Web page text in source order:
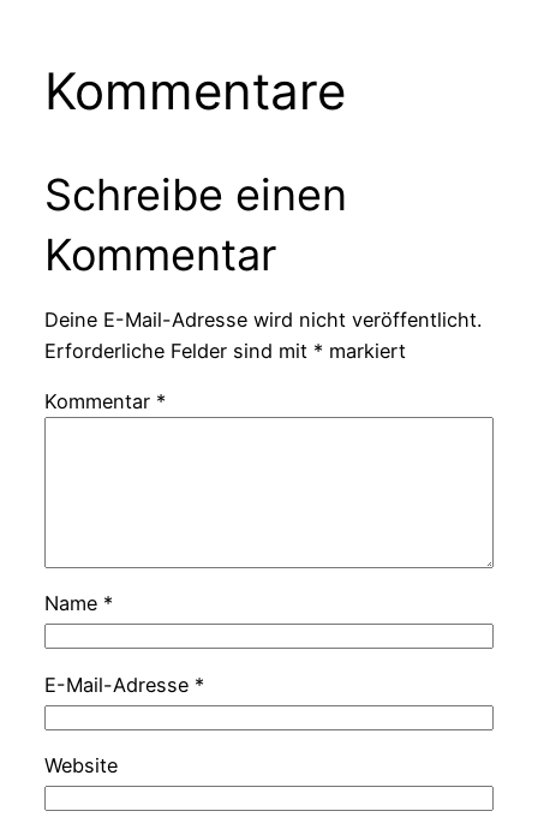
Kommentare
Schreibe einen
Kommentar
Deine E-Mail-Adresse wird nicht veröffentlicht.
Erforderliche Felder sind mit * markiert
Kommentar *
Name *
E-Mail-Adresse *
Website